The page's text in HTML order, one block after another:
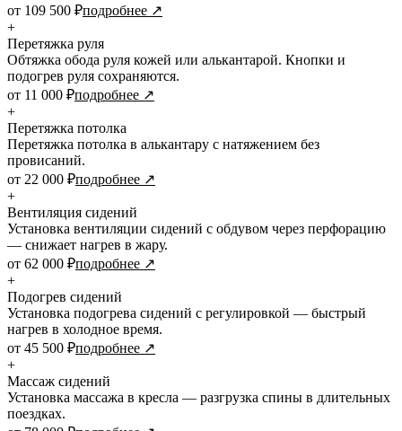
от 109 500 ₽подробнее ↗
+
Перетяжка руля
Обтяжка обода руля кожей или алькантарой. Кнопки и
подогрев руля сохраняются.
от 11 000 ₽подробнее ↗
+
Перетяжка потолка
Перетяжка потолка в алькантару с натяжением без
провисаний.
от 22 000 ₽подробнее ↗
+
Вентиляция сидений
Установка вентиляции сидений с обдувом через перфорацию
— снижает нагрев в жару.
от 62 000 ₽подробнее ↗
+
Подогрев сидений
Установка подогрева сидений с регулировкой — быстрый
нагрев в холодное время.
от 45 500 ₽подробнее ↗
+
Массаж сидений
Установка массажа в кресла — разгрузка спины в длительных
поездках.